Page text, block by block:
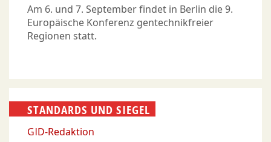
Am 6. und 7. September findet in Berlin die 9.
Europäische Konferenz gentechnikfreier
Regionen statt.
STANDARDS UND SIEGEL
GID-Redaktion